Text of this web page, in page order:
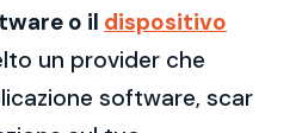
o il dispositivo
un provider che
software, scar